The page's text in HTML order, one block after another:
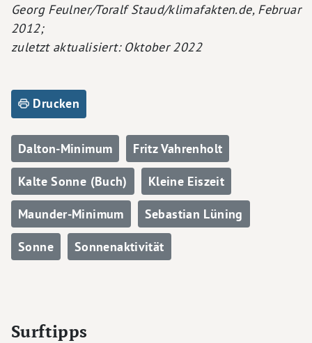
Georg Feulner/Toralf Staud/klimafakten.de, Februar
2012;
zuletzt aktualisiert: Oktober 2022
Drucken
Dalton-Minimum Fritz Vahrenholt
Kalte Sonne (Buch) Kleine Eiszeit
Maunder-Minimum Sebastian Lüning
Sonne Sonnenaktivität
Surftipps